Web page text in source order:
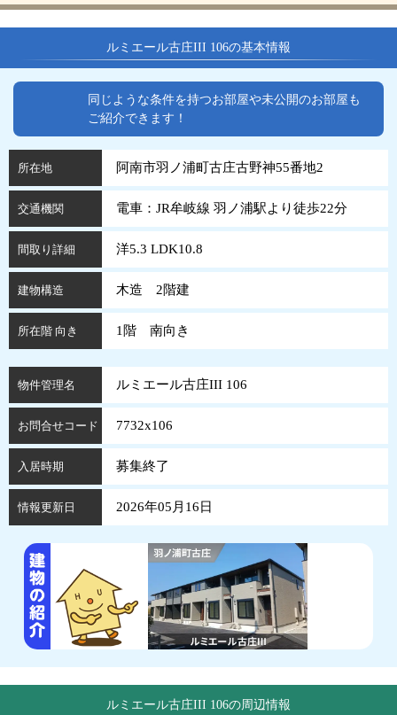
ルミエール古庄III 106の基本情報
同じような条件を持つお部屋や未公開のお部屋も
ご紹介できます！
所在地 阿南市羽ノ浦町古庄古野神55番地2
交通機関 電車：JR牟岐線 羽ノ浦駅より徒歩22分
間取り詳細 洋5.3 LDK10.8
建物構造 木造 2階建
所在階 向き 1階 南向き
物件管理名 ルミエール古庄III 106
お問合せコード 7732x106
入居時期 募集終了
情報更新日 2026年05月16日
ルミエール古庄III 106の周辺情報